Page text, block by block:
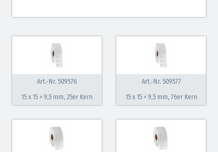
Art.-Nr. 509576
15 x 15 + 9,5 mm, 25er Kern
Art.-Nr. 509577
15 x 15 + 9,5 mm, 76er Kern